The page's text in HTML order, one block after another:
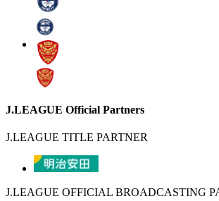
J.LEAGUE Official Partners
J.LEAGUE TITLE PARTNER
J.LEAGUE OFFICIAL BROADCASTING